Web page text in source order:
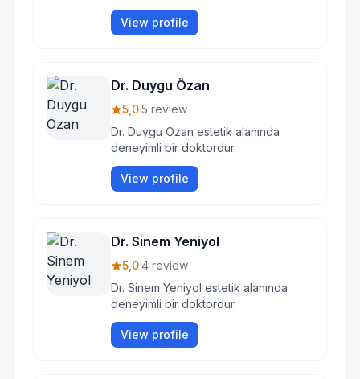
View profile
Dr. Duygu Özan
5,0·5 review
Dr. Duygu Özan estetik alanında
deneyimli bir doktordur.
View profile
Dr. Sinem Yeniyol
5,0·4 review
Dr. Sinem Yeniyol estetik alanında
deneyimli bir doktordur.
View profile